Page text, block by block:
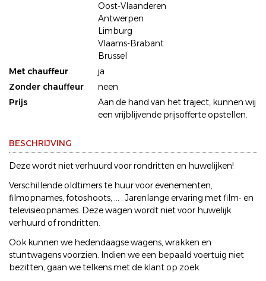
Oost-Vlaanderen
Antwerpen
Limburg
Vlaams-Brabant
Brussel
Met chauffeur
ja
Zonder chauffeur
neen
Prijs
Aan de hand van het traject, kunnen wij
een vrijblijvende prijsofferte opstellen.
BESCHRIJVING
Deze wordt niet verhuurd voor rondritten en huwelijken!
Verschillende oldtimers te huur voor evenementen,
filmopnames, fotoshoots, ... . Jarenlange ervaring met film- en
televisieopnames. Deze wagen wordt niet voor huwelijk
verhuurd of rondritten.
Ook kunnen we hedendaagse wagens, wrakken en
stuntwagens voorzien. Indien we een bepaald voertuig niet
bezitten, gaan we telkens met de klant op zoek.